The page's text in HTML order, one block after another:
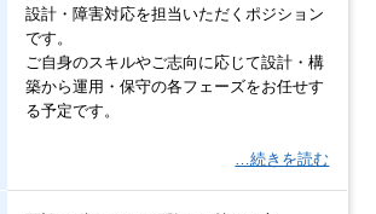
設計・障害対応を担当いただくポジション
です。
ご自身のスキルやご志向に応じて設計・構
築から運用・保守の各フェーズをお任せす
る予定です。
…続きを読む